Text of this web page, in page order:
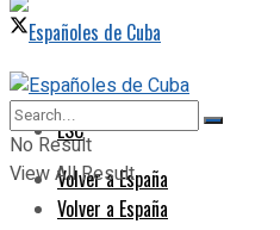
ESC
Volver a España
ESC
Volver a España
No Result
View All Result